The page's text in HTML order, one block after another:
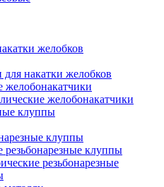
желобков
для накатки желобков
желобонакатчики
желобонакатчики
клуппы
клуппы
резьбонарезные клуппы
резьбонарезные